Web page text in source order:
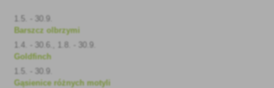
1.5. - 30.9.
Barszcz olbrzymi
1.4. - 30.6., 1.8. - 30.9.
Goldfinch
1.5. - 30.9.
Gąsienice różnych motyli